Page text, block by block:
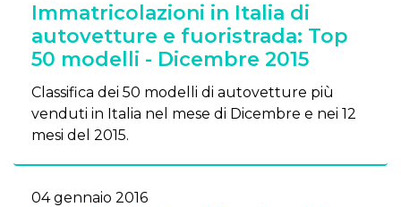
Immatricolazioni in Italia di
autovetture e fuoristrada: Top
50 modelli - Dicembre 2015
Classifica dei 50 modelli di autovetture più
venduti in Italia nel mese di Dicembre e nei 12
mesi del 2015.
04 gennaio 2016